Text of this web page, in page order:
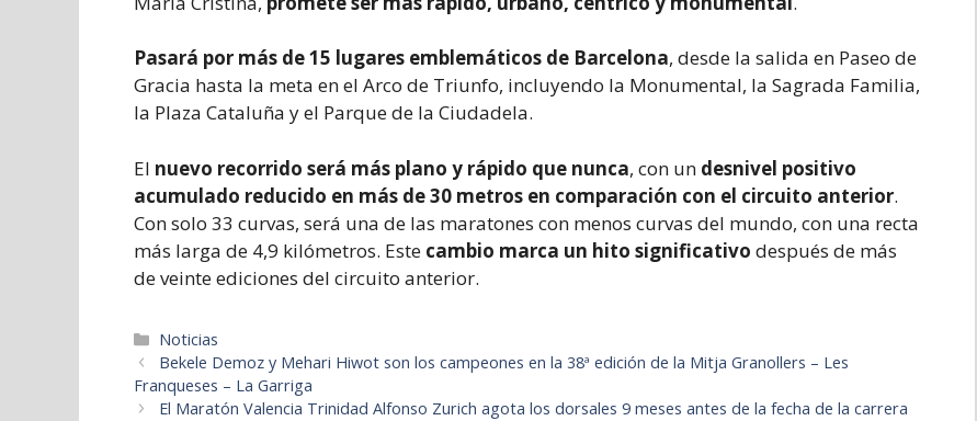
Pasará por más de 15 lugares emblemáticos de Barcelona, desde la salida en Paseo de
Gracia hasta la meta en el Arco de Triunfo, incluyendo la Monumental, la Sagrada Familia,
la Plaza Cataluña y el Parque de la Ciudadela.
El nuevo recorrido será más plano y rápido que nunca, con un desnivel positivo
acumulado reducido en más de 30 metros en comparación con el circuito anterior.
Con solo 33 curvas, será una de las maratones con menos curvas del mundo, con una recta
más larga de 4,9 kilómetros. Este cambio marca un hito significativo después de más
de veinte ediciones del circuito anterior.
Categorías
Noticias
Bekele Demoz y Mehari Hiwot son los campeones en la 38ª edición de la Mitja Granollers – Les
Franqueses – La Garriga
El Maratón Valencia Trinidad Alfonso Zurich agota los dorsales 9 meses antes de la fecha de la carrera